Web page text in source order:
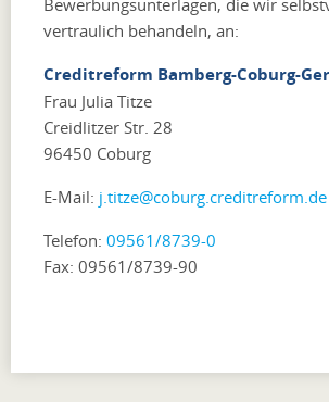
Bewerbungsunterlagen, die wir
vertraulich behandeln, an:
Creditreform Bamberg-Coburg-
Frau Julia Titze
Creidlitzer Str. 28
96450 Coburg
E-Mail: j.titze@coburg.creditreform.de
Telefon: 09561/8739-0
Fax: 09561/8739-90